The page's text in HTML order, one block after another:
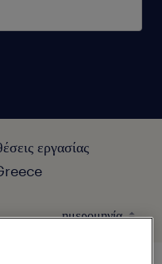
εργασίας